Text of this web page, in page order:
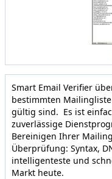
Smart Email Verifier
bestimmten
gültig sind. Es ist
zuverlässige
Bereinigen Ihrer
Überprüfung: Syntax,
intelligenteste und
Markt heute.